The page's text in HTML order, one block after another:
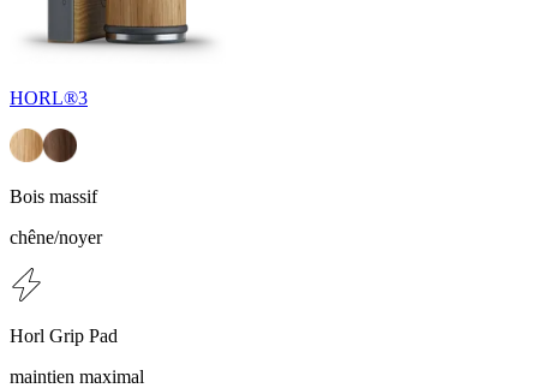
HORL®3
Bois massif
chêne/noyer
Horl Grip Pad
maintien maximal